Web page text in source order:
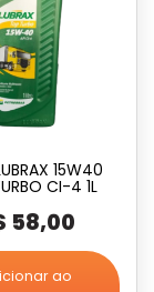
15W40
CI-4 1L
58,00
ao